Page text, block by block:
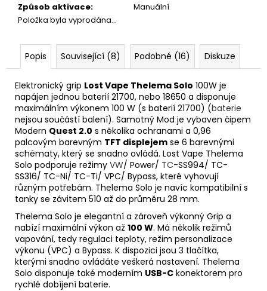
Způsob aktivace:
Manuální
Položka byla vyprodána…
Popis Související (8) Podobné (16) Diskuze
Elektronický grip Lost Vape Thelema Solo 100W je
napájen jednou baterií 21700, nebo 18650 a disponuje
maximálním výkonem 100 W (s baterií 21700) (baterie
nejsou součástí balení). Samotný Mod je vybaven čipem
Modern Quest 2.0 s několika ochranami a 0,96
palcovým barevným TFT displejem se 6 barevnými
schématy, který se snadno ovládá. Lost Vape Thelema
Solo podporuje režimy VW/ Power/ TC-SS994/ TC-
SS316/ TC-Ni/ TC-Ti/ VPC/ Bypass, které vyhovují
různým potřebám. Thelema Solo je navíc kompatibilní s
tanky se závitem 510 až do průměru 28 mm.
Thelema Solo je elegantní a zároveň výkonný Grip a
nabízí maximální výkon až 100 W. Má několik režimů
vapování, tedy regulaci teploty, režim personalizace
výkonu (VPC) a Bypass. K dispozici jsou 3 tlačítka,
kterými snadno ovládáte veškerá nastavení. Thelema
Solo disponuje také moderním USB-C konektorem pro
rychlé dobíjení baterie.